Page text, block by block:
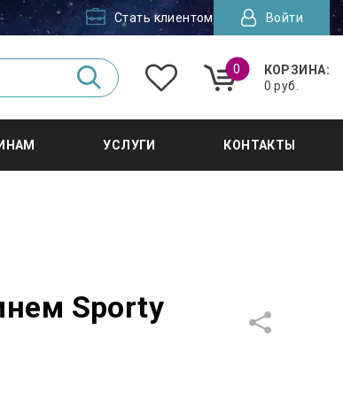
Стать клиентом Войти
0
КОРЗИНА:
0 руб.
УСЛУГИ КОНТАКТЫ
Sporty